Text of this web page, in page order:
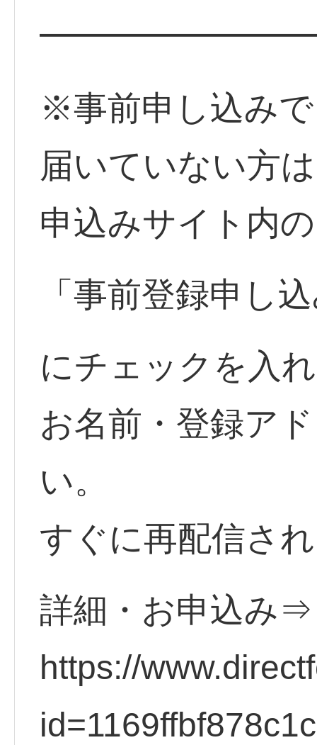
※事前申し込み
届いていない方
申込みサイト内の
「事前登録申し
にチェックを入
お名前・登録ア
い。
すぐに再配信さ
詳細・お申込み⇒
https://